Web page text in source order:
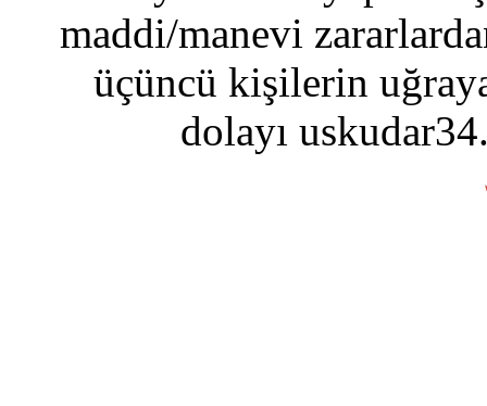
maddi/manevi
üçüncü kişilerin
dolayı